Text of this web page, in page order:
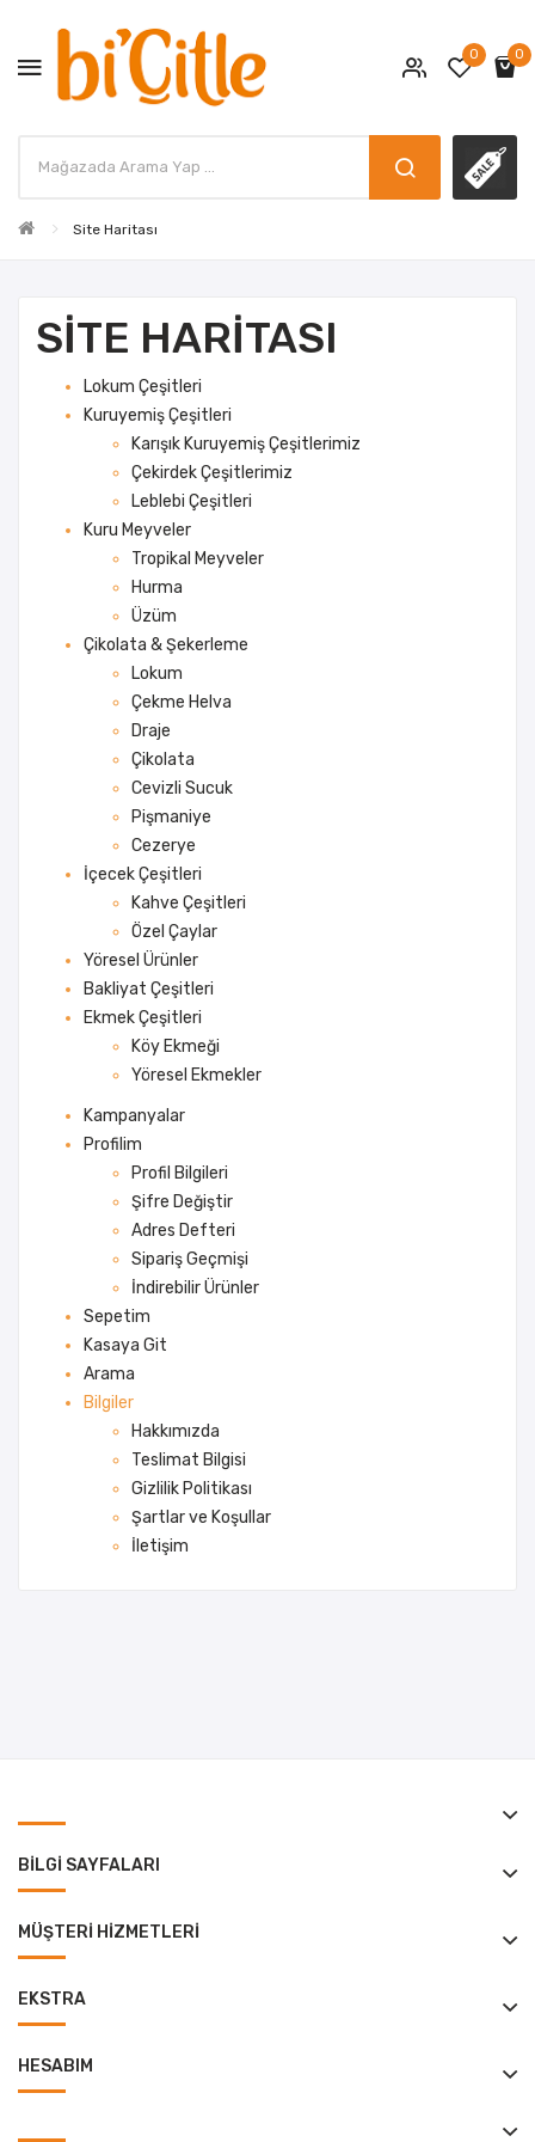
0 0
Site Haritası
SITE HARITASI
Lokum Çeşitleri
Kuruyemiş Çeşitleri
Karışık Kuruyemiş Çeşitlerimiz
Çekirdek Çeşitlerimiz
Leblebi Çeşitleri
Kuru Meyveler
Tropikal Meyveler
Hurma
Üzüm
Çikolata & Şekerleme
Lokum
Çekme Helva
Draje
Çikolata
Cevizli Sucuk
Pişmaniye
Cezerye
İçecek Çeşitleri
Kahve Çeşitleri
Özel Çaylar
Yöresel Ürünler
Bakliyat Çeşitleri
Ekmek Çeşitleri
Köy Ekmeği
Yöresel Ekmekler
Kampanyalar
Profilim
Profil Bilgileri
Şifre Değiştir
Adres Defteri
Sipariş Geçmişi
İndirebilir Ürünler
Sepetim
Kasaya Git
Arama
Bilgiler
Hakkımızda
Teslimat Bilgisi
Gizlilik Politikası
Şartlar ve Koşullar
İletişim
BILGI SAYFALARI
MÜŞTERI HIZMETLERI
EKSTRA
HESABIM